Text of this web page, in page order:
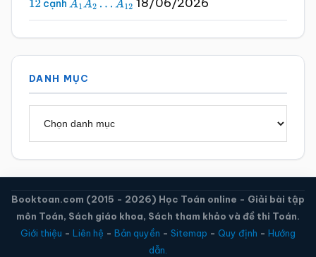
12 cạnh A1A2…A 12
DANH MỤC
Booktoan.com (2015 - 2026) Học Toán online - Giải bài tập
môn Toán, Sách giáo khoa, Sách tham khảo và đề thi Toán.
Giới thiệu - Liên hệ - Bản quyền - Sitemap - Quy định - Hướng
dẫn.